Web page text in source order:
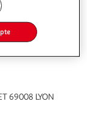
69008 LYON